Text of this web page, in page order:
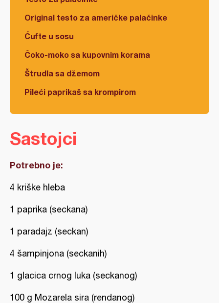
Original testo za američke palačinke
Ćufte u sosu
Čoko-moko sa kupovnim korama
Štrudla sa džemom
Pileći paprikaš sa krompirom
Sastojci
Potrebno je:
4 kriške hleba
1 paprika (seckana)
1 paradajz (seckan)
4 šampinjona (seckanih)
1 glacica crnog luka (seckanog)
100 g Mozarela sira (rendanog)